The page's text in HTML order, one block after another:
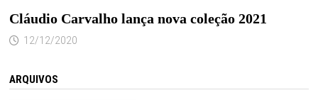
Cláudio Carvalho lança nova coleção 2021
12/12/2020
ARQUIVOS